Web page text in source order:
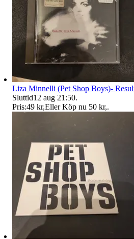
Liza Minnelli (Pet Shop Boys)-
Sluttid12 aug 21:50.
Pris:49 kr,Eller Köp nu 50 kr,.